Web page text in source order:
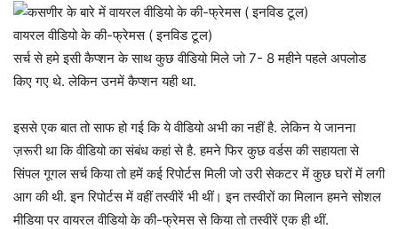
वायरल वीडियो के की-फ्रेमस ( इनविड टूल)
सर्च से हमे इसी कैप्शन के साथ कुछ वीडियो मिले जो 7- 8 महीने पहले अपलोड
किए गए थे. लेकिन उनमें कैप्शन यही था.
इससे एक बात तो साफ हो गई कि ये वीडियो अभी का नहीं है. लेकिन ये जानना
ज़रूरी था कि वीडियो का संबंध कहां से है. हमने फिर कुछ वर्डस की सहायता से
सिंपल गूगल सर्च किया तो हमें कई रिपोर्टस मिली जो उरी सेकटर में कुछ घरों में लगी
आग की थी. इन रिपोर्टस में वहीं तस्वीरें भी थीं। इन तस्वीरों का मिलान हमने सोशल
मीडिया पर वायरल वीडियो के की-फ्रेमस से किया तो तस्वीरें एक ही थीं.